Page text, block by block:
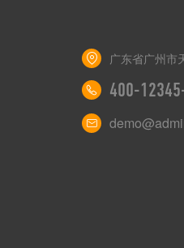
广东省广州市
400-